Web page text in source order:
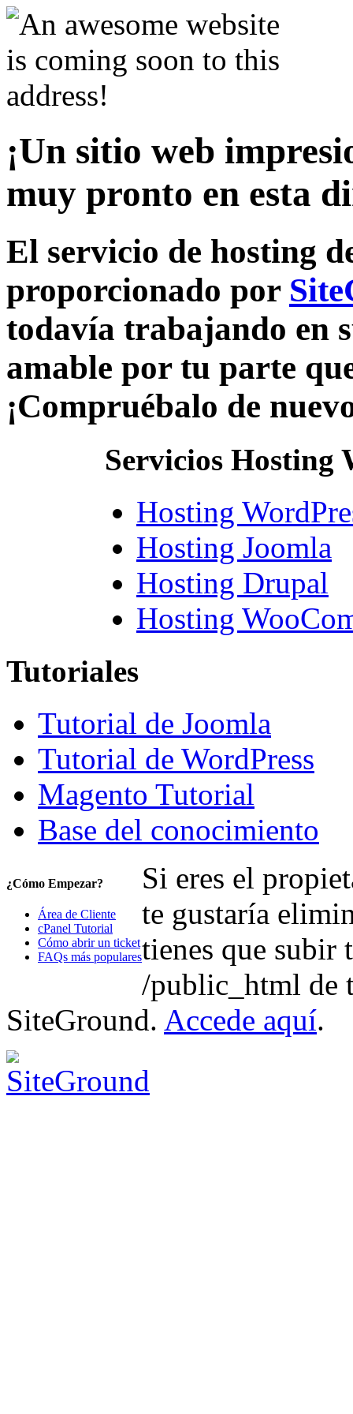
¡Un sitio web
muy pronto en esta
El servicio de hosting
proporcionado por
todavía trabajando en
amable por tu parte
¡Compruébalo de
Servicios Hosting
Hosting
Hosting Joomla
Hosting Drupal
Hosting
Tutoriales
Tutorial de Joomla
Tutorial de WordPress
Magento Tutorial
Base del conocimiento
¿Cómo Empezar?
Área de Cliente
cPanel Tutorial
Cómo abrir un ticket
FAQs más populares
Si eres el
te gustaría
tienes que subir
/public_html de
SiteGround. Accede aquí.